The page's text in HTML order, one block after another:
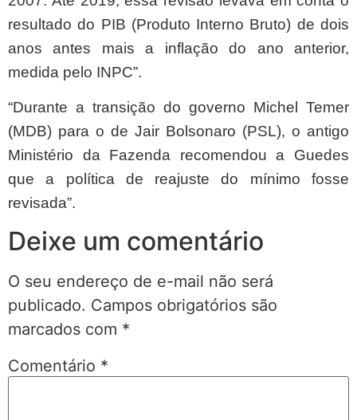
resultado do PIB (Produto Interno Bruto) de dois
anos antes mais a inflação do ano anterior,
medida pelo INPC”.
“Durante a transição do governo Michel Temer
(MDB) para o de Jair Bolsonaro (PSL), o antigo
Ministério da Fazenda recomendou a Guedes
que a política de reajuste do mínimo fosse
revisada”.
Deixe um comentário
O seu endereço de e-mail não será
publicado. Campos obrigatórios são
marcados com *
Comentário *